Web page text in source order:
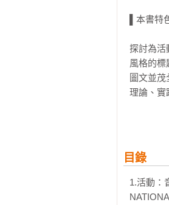
▌本書特
探討為活
風格的標
圖文並
理論、實
▌收入設
Jaemin
Izvorka
目錄
1.活動：